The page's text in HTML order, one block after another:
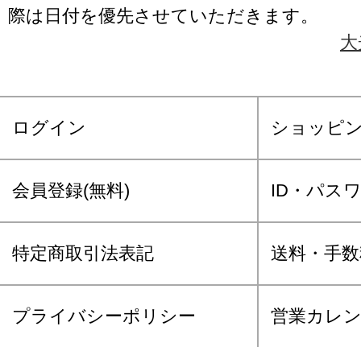
際は日付を優先させていただきます。
ログイン ショッピ
会員登録(無料) ID・パス
特定商取引法表記 送料・手
プライバシーポリシー 営業カレ